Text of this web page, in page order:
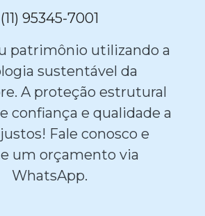
(11) 95345-7001
patrimônio utilizando a
sustentável da
A proteção estrutural
confiança e qualidade a
Fale conosco e
um orçamento via
WhatsApp.